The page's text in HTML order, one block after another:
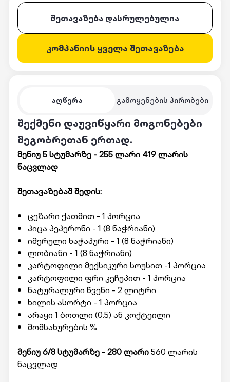
აღწერა გამოყენების პირობები
შექმენი დაუვიწყარი მოგონებები
მეგობრეთან ერთად.
მენიუ 5 სტუმარზე - 255 ლარი 419 ლარის
ნაცვლად
შეთავაზებაშ შედის:
ცეზარი ქათმით - 1 პორცია
პიცა პეპერონი - 1 (8 ნაჭრიანი)
იმერული ხაჭაპური - 1 (8 ნაჭრიანი)
ლობიანი - 1 (8 ნაჭრიანი)
კარტოფილი მექსიკური სოუსით -1 პორცია
კარტოფილი ფრი კეჩუპით - 1 პორცია
ნატურალური წვენი - 2 ლიტრი
ხილის ასორტი - 1 პორცია
არაყი 1 ბოთლი (0.5) ან კოქტეილი
მომსახურების %
მენიუ 6/8 სტუმარზე - 280 ლარი560 ლარის
ნაცვლად
შეთავაზება დასრულებულია
კომპანიის ყველა შეთავაზება